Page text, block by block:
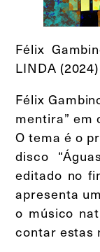
Félix
LINDA
Félix
mentira” em
O tema é o
disco
editado no
apresenta
o músico
contar estas